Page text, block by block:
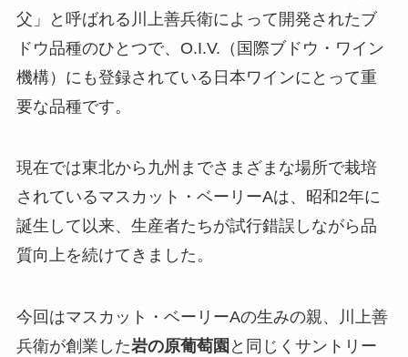
父」と呼ばれる川上善兵衛によって開発されたブ
ドウ品種のひとつで、O.I.V.（国際ブドウ・ワイン
機構）にも登録されている日本ワインにとって重
要な品種です。
現在では東北から九州までさまざまな場所で栽培
されているマスカット・ベーリーAは、昭和2年に
誕生して以来、生産者たちが試行錯誤しながら品
質向上を続けてきました。
今回はマスカット・ベーリーAの生みの親、川上善
兵衛が創業した岩の原葡萄園 と同じくサントリー